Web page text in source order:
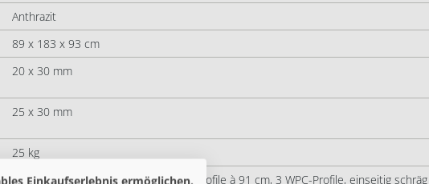
Anthrazit
89 x 183 x 93 cm
20 x 30 mm
25 x 30 mm
25 kg
Das Anschluss-Set umfasst : 3 WPC-Profile à 91 cm, 3 WPC-Profile, einseitig schräg
Einkaufserlebnis ermöglichen.